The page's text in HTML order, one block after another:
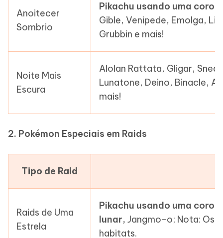
Anoitecer
Sombrio
Pikachu usando uma
Gible, Venipede, Emolga,
Grubbin e mais!
Noite Mais
Escura
Alolan Rattata, Gligar,
Lunatone, Deino, Binacle,
mais!
2. Pokémon Especiais em Raids
Tipo de Raid
Raids de Uma
Estrela
Pikachu usando uma
lunar, Jangmo-o; Nota: Os
habitats.